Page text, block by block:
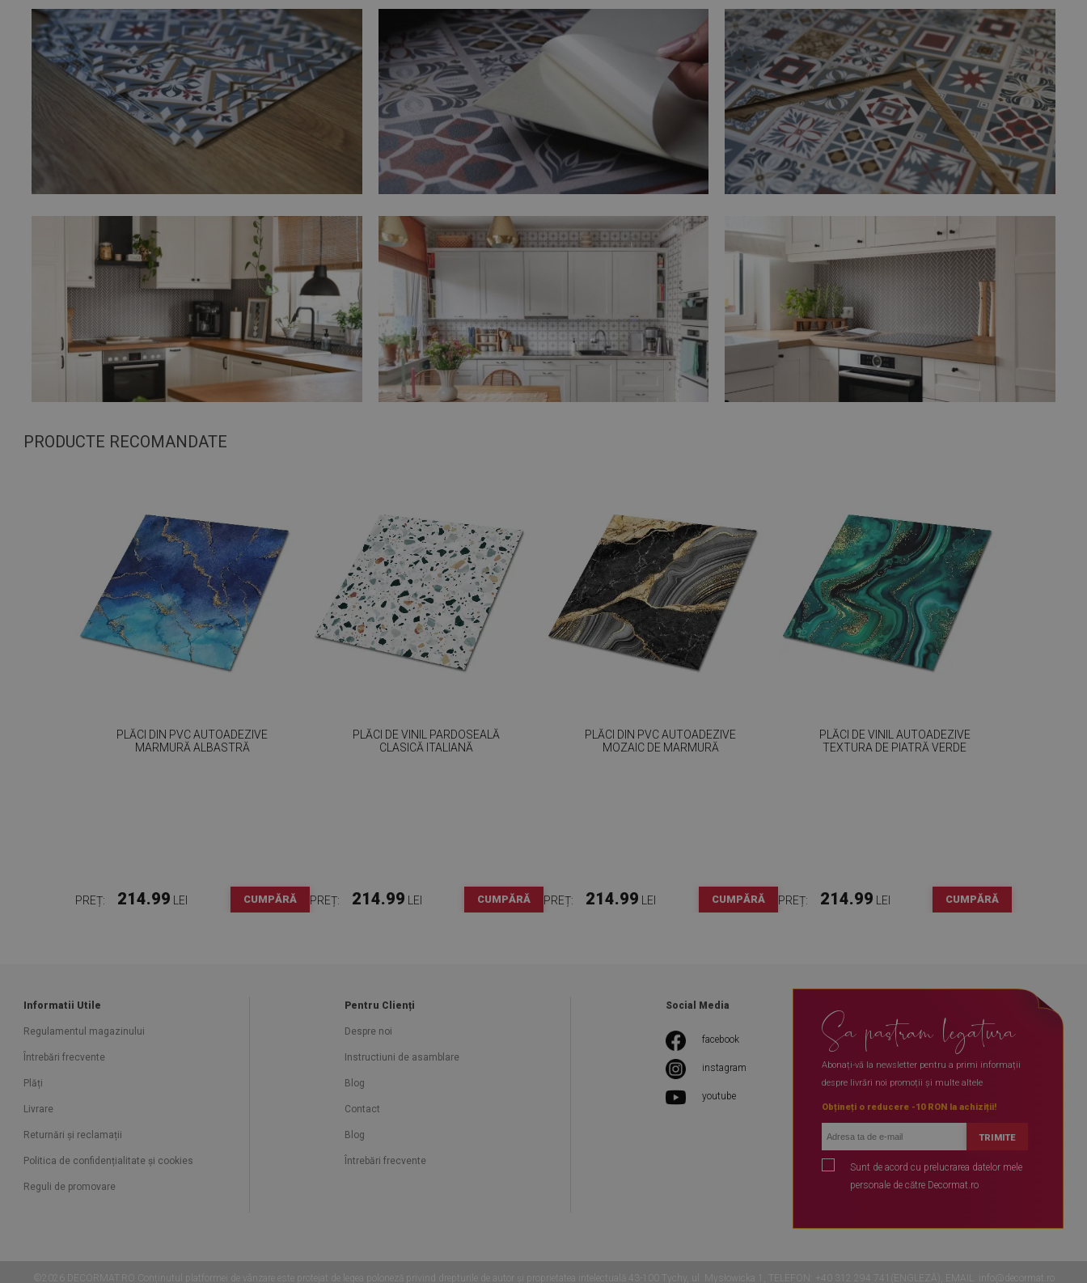
PRODUCTE RECOMANDATE
PLĂCI DIN PVC AUTOADEZIVE
MARMURĂ ALBASTRĂ
PREȚ: 214.99 LEI CUMPĂRĂ
PLĂCI DE VINIL PARDOSEALĂ
CLASICĂ ITALIANĂ
PREȚ: 214.99 LEI CUMPĂRĂ
PLĂCI DIN PVC AUTOADEZIVE
MOZAIC DE MARMURĂ
PREȚ: 214.99 LEI CUMPĂRĂ
PLĂCI DE VINIL AUTOADEZIVE
TEXTURA DE PIATRĂ VERDE
PREȚ: 214.99 LEI CUMPĂRĂ
Informatii Utile
Regulamentul magazinului
Întrebări frecvente
Plăți
Livrare
Returnări și reclamații
Politica de confidențialitate și cookies
Reguli de promovare
Pentru Clienți
Despre noi
Instructiuni de asamblare
Blog
Contact
Blog
Întrebări frecvente
Social Media
facebook
instagram
youtube
Sa pastram legatura
Abonați-vă la newsletter pentru a primi informații
despre livrări noi promoții și multe altele
Obțineți o reducere -10 RON la achiziții!
TRIMITE
Sunt de acord cu prelucrarea datelor mele
personale de către Decormat.ro
©2026 DECORMAT.RO Conținutul platformei de vânzare este protejat de legea poloneză privind drepturile de autor și proprietatea intelectuală 43-100 Tychy, ul. Mysłowicka 1, TELEFON: +40 312 294 741(ENGLEZĂ), EMAIL: info@decormat.ro